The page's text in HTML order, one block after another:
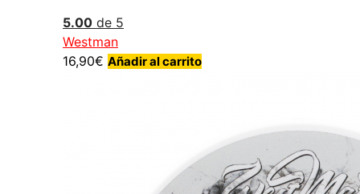
5.00 de 5
Westman
16,90€ Añadir al carrito